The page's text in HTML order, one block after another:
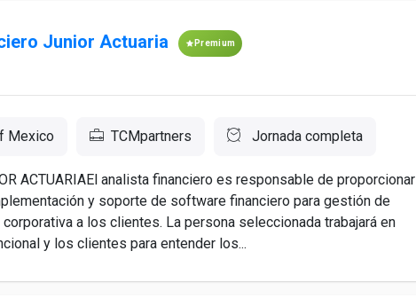
Junior Actuaria Premium
Mexico TCMpartners Jornada completa
ACTUARIAEl analista financiero es responsable de proporcionar
y soporte de software financiero para gestión de
a los clientes. La persona seleccionada trabajará en
y los clientes para entender los...